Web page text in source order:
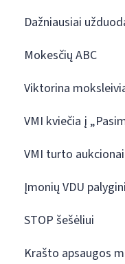
Dažniausiai
Mokesčių ABC
Viktorina
VMI kviečia į
VMI turto aukcionai
Įmonių VDU
STOP šešėliui
Krašto apsaugos